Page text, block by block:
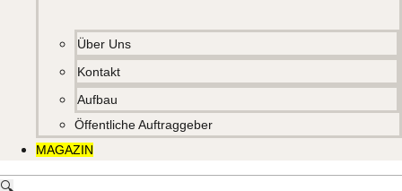
Über Uns
Kontakt
Aufbau
Öffentliche Auftraggeber
MAGAZIN
🔍